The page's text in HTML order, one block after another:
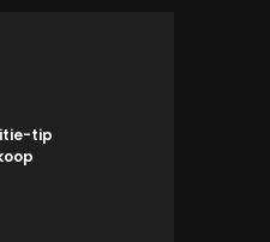
tip